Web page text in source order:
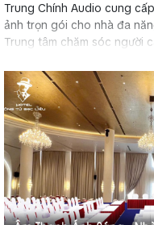
Trung Chính Audio cung
ảnh trọn gói cho nhà đa
Trung tâm chăm sóc người